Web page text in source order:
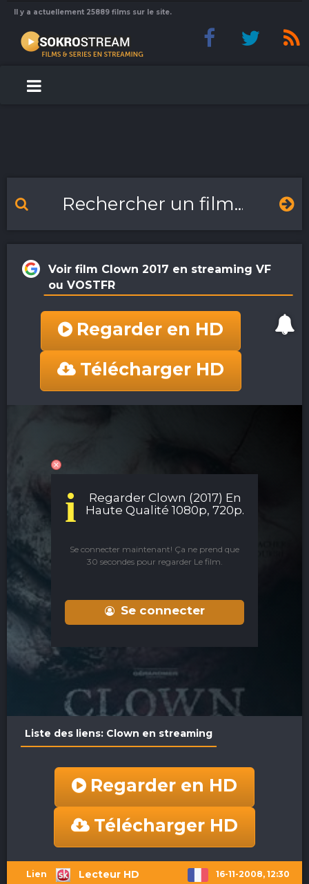
Il y a actuellement 25889 films sur le site.
Voir film Clown 2017 en streaming VF
ou VOSTFR
Regarder en HD
Télécharger HD
i
Regarder Clown (2017) En
Haute Qualité 1080p, 720p.
Se connecter maintenant! Ça ne prend que
30 secondes pour regarder Le film.
Se connecter
Liste des liens: Clown en streaming
Regarder en HD
Télécharger HD
Lecteur HD 16-11-2008, 12:30